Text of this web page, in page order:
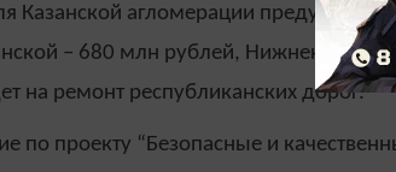
Казанской агломерации
– 680 млн рублей,
на ремонт республиканских дорог.
по проекту “Безопасные и